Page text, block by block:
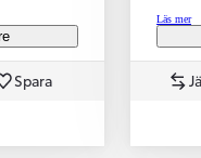
Spara
Läs mer